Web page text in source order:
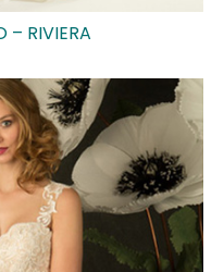
– RIVIERA